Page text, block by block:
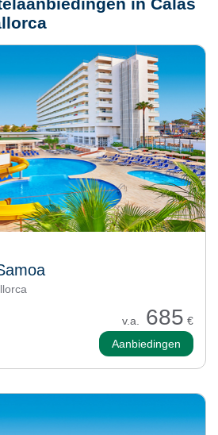
in Calas
v.a. 685 €
Aanbiedingen